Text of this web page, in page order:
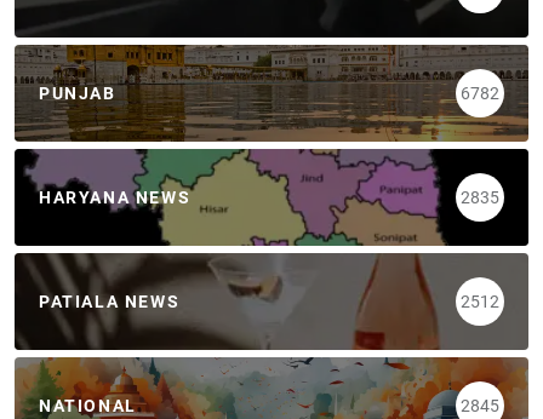
PUNJAB 6782
HARYANA NEWS 2835
PATIALA NEWS 2512
NATIONAL 2845